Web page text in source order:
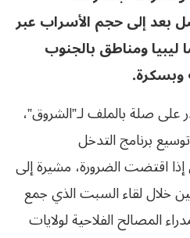
إلى حجم الأسراب عبر
ليبيا ومناطق بالجنوب
وبسكرة.
صلة بالملف لـ”الشروق”،
برنامج التدخل
إذا اقتضت الضرورة، مشيرة إلى
خلال لقاء السبت الذي جمع
المصالح الفلاحية لولايات